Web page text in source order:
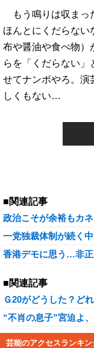
もう鳴りは収まっ
ほんとにくだらない
布や醤油や食べ物）
らを「くだらない
せてナンボやろ。演
しくもない…
■関連記事
政治こそが余裕もカ
一党独裁体制が続く
香港デモに思う…非
■関連記事
Ｇ20がどうした？ど
“不肖の息子”宮迫よ
芸能のアクセスランキン